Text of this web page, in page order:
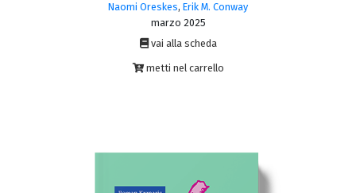
Naomi Oreskes, Erik M. Conway
marzo 2025
vai alla scheda
metti nel carrello